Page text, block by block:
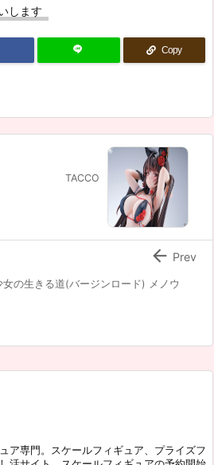
します
Copy
TACCO
女の生きる道(バージンロード) メノウ
 Prev
ア専門。スケールフィギュア、プライズフ